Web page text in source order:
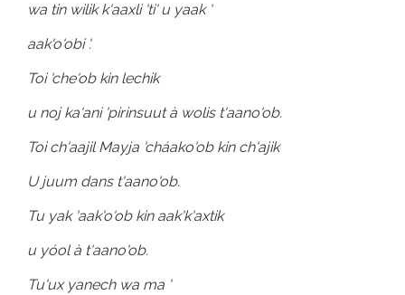
wa tin wilik k'aaxli 'ti' u yaak '
aak'o'obi '.
Toi 'che'ob kin lechik
u noj ka'ani 'pirinsuut à wolis t'aano'ob.
Toi ch'aajil Mayja 'cháako'ob kin ch'ajik
U juum dans t'aano'ob.
Tu yak 'aak'o'ob kin aak'k'axtik
u yóol à t'aano'ob.
Tu'ux yanech wa ma '